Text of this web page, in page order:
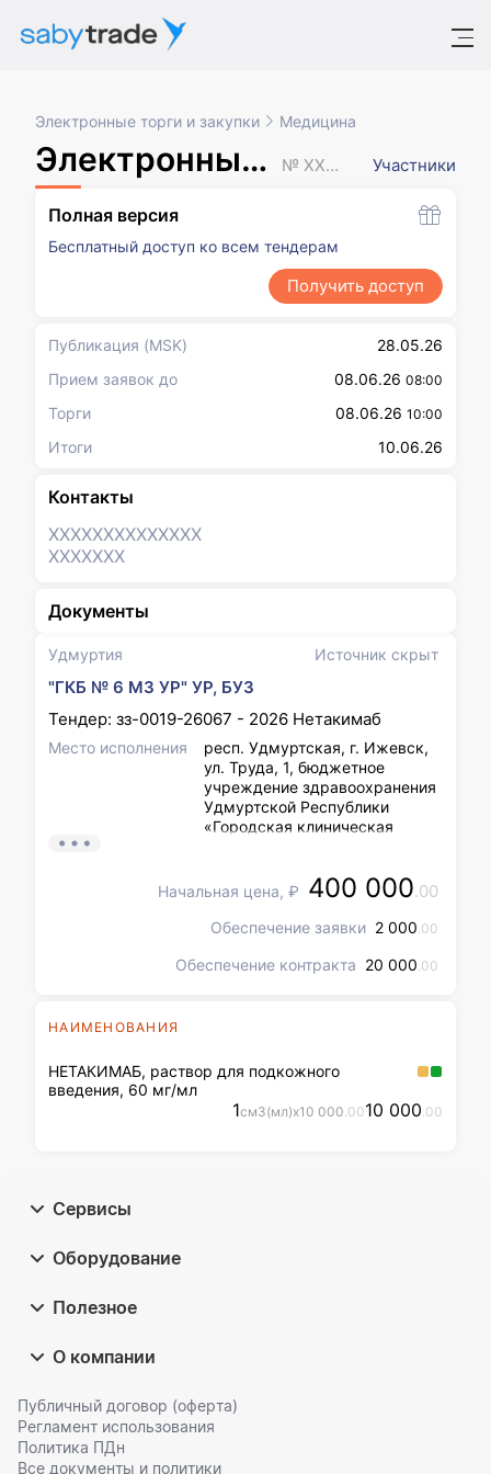
Электронные торги и закупки Медицина
Электронный аукцион № XXXXXXX Участники
Удмуртия Источник скрыт
"ГКБ № 6 МЗ УР" УР, БУЗ
Тендер: зз-0019-26067 - 2026 Нетакимаб
Место исполнения
респ. Удмуртская, г. Ижевск,
ул. Труда, 1, бюджетное
учреждение здравоохранения
Удмуртской Республики
«Городская клиническая
Республики», склад аптеки
Начальная цена, ₽ 400 000.00
Обеспечение заявки 2 000.00
Обеспечение контракта 20 000.00
НАИМЕНОВАНИЯ
НЕТАКИМАБ, раствор для подкожного
введения, 60 мг/мл
1см3(мл)x10 000.0010 000.00
Полная версия
Бесплатный доступ ко всем тендерам
Получить доступ
Публикация (MSK)
28.05.26
Прием заявок до
08.06.26 08:00
Торги 08.06.26 10:00
Итоги 10.06.26
Контакты
XXXXXXXXXXXXXX
XXXXXXX
Документы
Сервисы
Оборудование
Полезное
О компании
Публичный договор (оферта)
Регламент использования
Политика ПДн
Все документы и политики